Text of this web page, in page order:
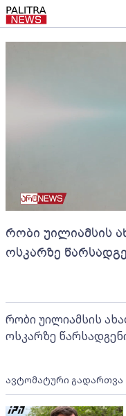
რობი უილიამსის
ოსკარზე
რობი უილიამსის
ოსკარზე
ავტომატური გადართვა